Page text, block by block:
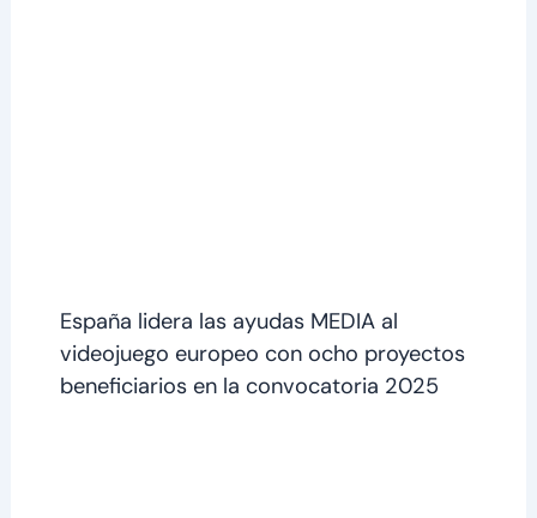
España lidera las ayudas MEDIA al
videojuego europeo con ocho proyectos
beneficiarios en la convocatoria 2025